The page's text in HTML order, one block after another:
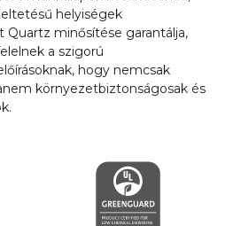
helyiségek
Quartz minősítése garantálja,
a szigorú
hogy nemcsak
környezetbiztonságosak és